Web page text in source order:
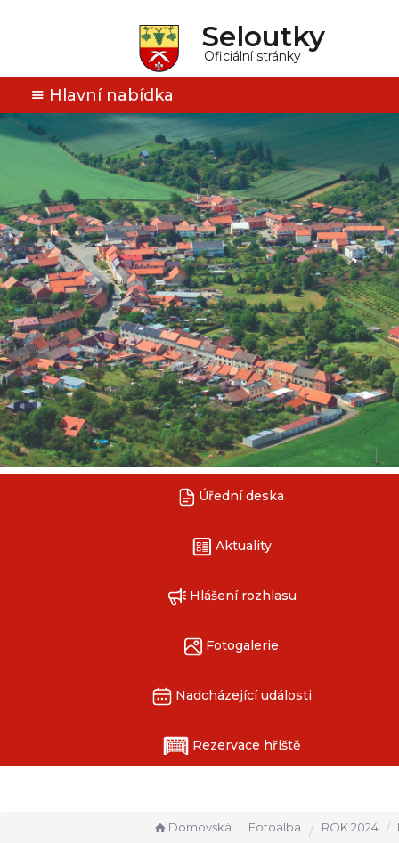
Seloutky
Oficiální stránky
Hlavní nabídka
Úřední deska
Aktuality
Hlášení rozhlasu
Fotogalerie
Nadcházející události
Rezervace hřiště
Domovská stránka Fotoalba ROK 2024